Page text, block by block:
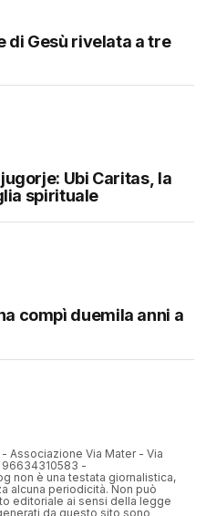
di Gesù rivelata a tre
Ubi Caritas, la
spirituale
compì duemila anni a
Associazione Via Mater - Via
96634310583 -
non è una testata giornalistica,
alcuna periodicità. Non può
editoriale ai sensi della legge
da questo sito sono